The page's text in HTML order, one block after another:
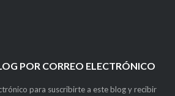
POR CORREO ELECTRÓNICO
para suscribirte a este blog y recibir